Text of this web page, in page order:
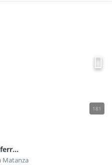
181
Maria Pita al 3300, Gregorio Laferrere
Matanza